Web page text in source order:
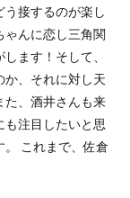
接するのが楽し
ゃんに恋し三角関
ます！そして、
か、それに対し天
た、酒井さんも来
も注目したいと思
これまで、佐倉